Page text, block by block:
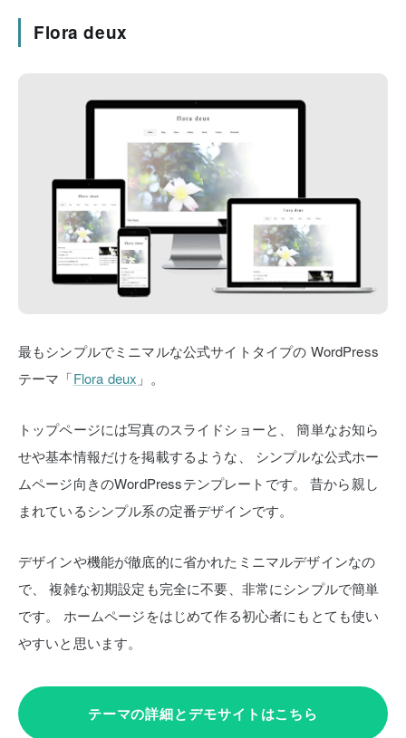
Flora deux
最もシンプルでミニマルな公式サイトタイプの WordPress
テーマ「Flora deux 」。
トップページには写真のスライドショーと、
簡単なお知ら
せや基本情報だけを掲載するような、
シンプルな公式ホー
ムページ向きのWordPressテンプレートです。
昔から親し
まれているシンプル系の定番デザインです。
デザインや機能が徹底的に省かれたミニマルデザインなの
で、
複雑な初期設定も完全に不要、非常にシンプルで簡単
です。
ホームページをはじめて作る初心者にもとても使い
やすいと思います。
テーマの詳細とデモサイトはこちら